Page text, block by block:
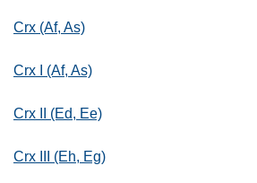
Crx (Af, As)
Crx I (Af, As)
Crx II (Ed, Ee)
Crx III (Eh, Eg)